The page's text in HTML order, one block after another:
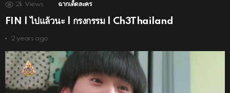
2k Views ฉากเด็ดละคร
FIN | ไปแล้วนะ | กรงกรรม | Ch3Thailand
2 years ago